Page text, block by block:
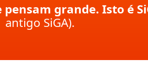
grande. Isto é
antigo SiGA).